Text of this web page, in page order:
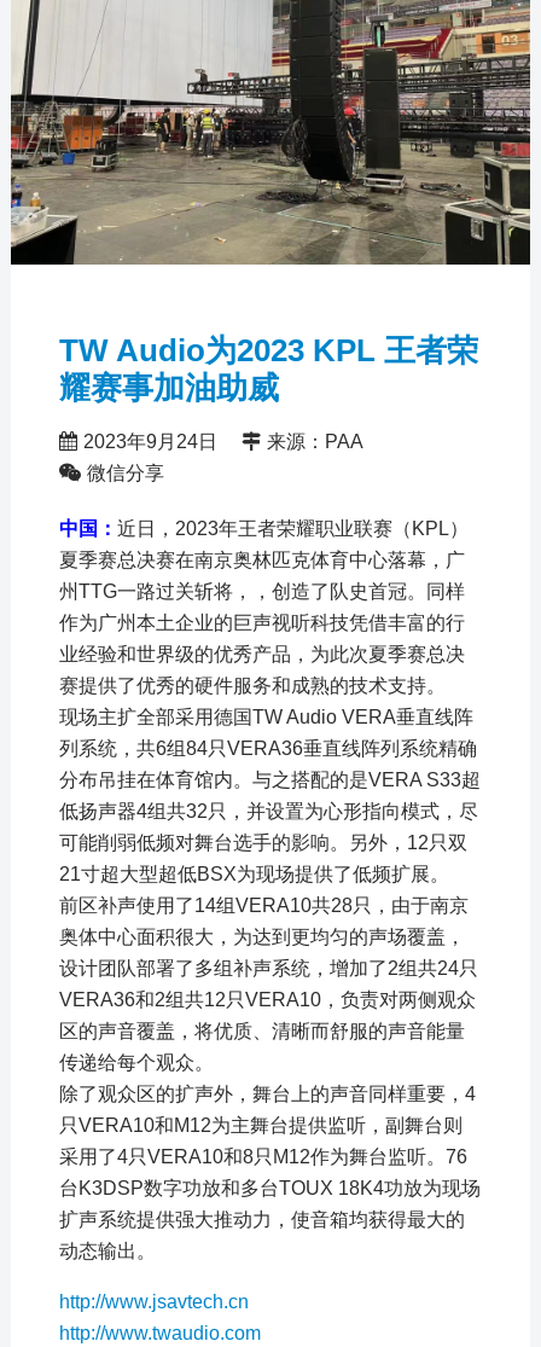
TW Audio为2023 KPL 王者荣
耀赛事加油助威
2023年9月24日
来源：PAA
微信分享
中国：近日，2023年王者荣耀职业联赛（KPL）
夏季赛总决赛在南京奥林匹克体育中心落幕，广
州TTG一路过关斩将，，创造了队史首冠。同样
作为广州本土企业的巨声视听科技凭借丰富的行
业经验和世界级的优秀产品，为此次夏季赛总决
赛提供了优秀的硬件服务和成熟的技术支持。
现场主扩全部采用德国TW Audio VERA垂直线阵
列系统，共6组84只VERA36垂直线阵列系统精确
分布吊挂在体育馆内。与之搭配的是VERA S33超
低扬声器4组共32只，并设置为心形指向模式，尽
可能削弱低频对舞台选手的影响。另外，12只双
21寸超大型超低BSX为现场提供了低频扩展。
前区补声使用了14组VERA10共28只，由于南京
奥体中心面积很大，为达到更均匀的声场覆盖，
设计团队部署了多组补声系统，增加了2组共24只
VERA36和2组共12只VERA10，负责对两侧观众
区的声音覆盖，将优质、清晰而舒服的声音能量
传递给每个观众。
除了观众区的扩声外，舞台上的声音同样重要，4
只VERA10和M12为主舞台提供监听，副舞台则
采用了4只VERA10和8只M12作为舞台监听。76
台K3DSP数字功放和多台TOUX 18K4功放为现场
扩声系统提供强大推动力，使音箱均获得最大的
动态输出。
http://www.jsavtech.cn
http://www.twaudio.com